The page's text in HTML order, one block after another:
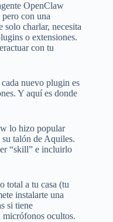
OpenClaw
con una
solo charlar, necesita
o extensiones.
con tu
nuevo plugin es
Y aquí es donde
lo hizo popular
su talón de Aquiles.
“skill” e incluirlo
total a tu casa (tu
instalarte una
si tiene
micrófonos ocultos.